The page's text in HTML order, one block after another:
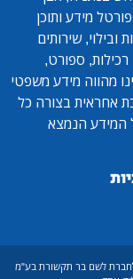
מידע ותוכן
שירותים
ספורט,
מהווה מידע משפטי
אחראית בצורה כל
המידע הנמצא
לחברת לשם בר תקשורת בע"מ